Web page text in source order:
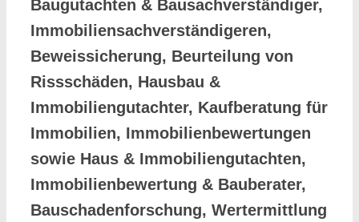
Baugutachten & Bausachverständiger,
Immobiliensachverständigeren,
Beweissicherung, Beurteilung von
Rissschäden, Hausbau &
Immobiliengutachter, Kaufberatung für
Immobilien, Immobilienbewertungen
sowie Haus & Immobiliengutachten,
Immobilienbewertung & Bauberater,
Bauschadenforschung, Wertermittlung